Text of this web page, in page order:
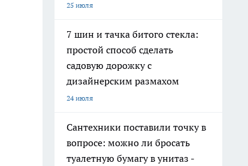
25 июля
7 шин и тачка битого стекла:
простой способ сделать
садовую дорожку с
дизайнерским размахом
24 июля
Сантехники поставили точку в
вопросе: можно ли бросать
туалетную бумагу в унитаз -